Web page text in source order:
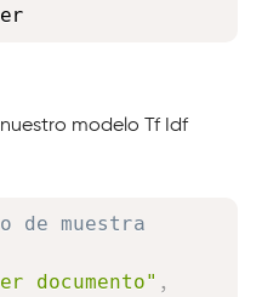
modelo Tf Idf
de muestra
documento" ,